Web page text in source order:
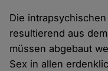
Die
resultierend aus
müssen abgebaut
Sex in allen